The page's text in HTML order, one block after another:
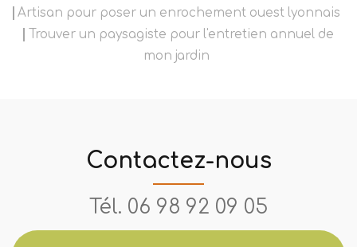
Artisan pour poser un enrochement ouest lyonnais
Trouver un paysagiste pour l'entretien annuel de
mon jardin
Contactez-nous
Tél. 06 98 92 09 05